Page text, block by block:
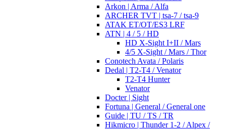
Arkon | Arma / Alfa
ARCHER TVT | tsa-7 / tsa-9
ATAK ET/OT/ES3 LRF
ATN | 4 / 5 / HD
HD X-Sight I+II / Mars
4/5 X-Sight / Mars / Thor
Conotech Avata / Polaris
Dedal | T2-T4 / Venator
T2-T4 Hunter
Venator
Docter | Sight
Fortuna | General / General one
Guide | TU / TS / TR
Hikmicro | Thunder 1-2 / Alpex /